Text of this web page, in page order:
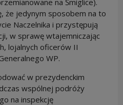
na Śmiglice).
że jedynym sposobem na to
Naczelnika i przystępują
w sprawę wtajemniczając
lojalnych oficerów II
WP.
w prezydenckim
wspólnej podróży
na inspekcję